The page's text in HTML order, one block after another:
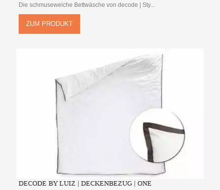
Die schmuseweiche Bettwäsche von decode | Sty...
ZUM PRODUKT
DECODE BY LUIZ | DECKENBEZUG | ONE